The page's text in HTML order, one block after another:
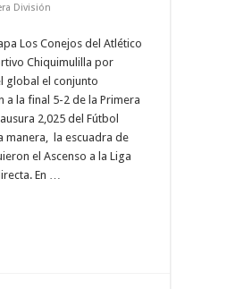
División
Los Conejos del Atlético
Chiquimulilla por
global el conjunto
a la final 5-2 de la Primera
2,025 del Fútbol
manera, la escuadra de
el Ascenso a la Liga
En …